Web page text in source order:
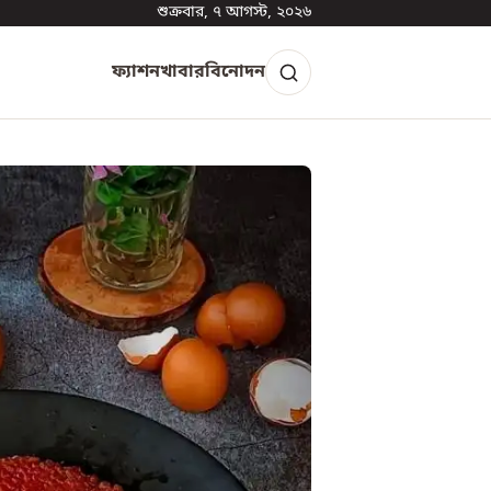
শুক্রবার, ৭ আগস্ট, ২০২৬
ফ্যাশনখাবারবিনোদন